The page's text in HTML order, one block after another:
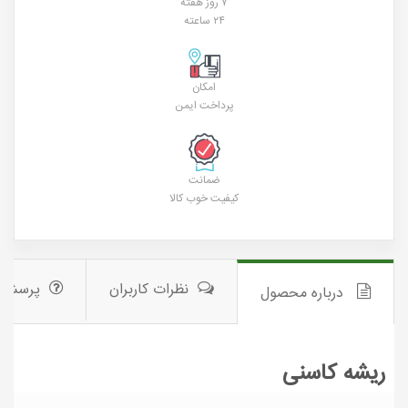
۲۴ ساعته
امکان
پرداخت ایمن
ضمانت
کیفیت خوب کالا
درباره محصول نظرات کاربران
ریشه کاسنی